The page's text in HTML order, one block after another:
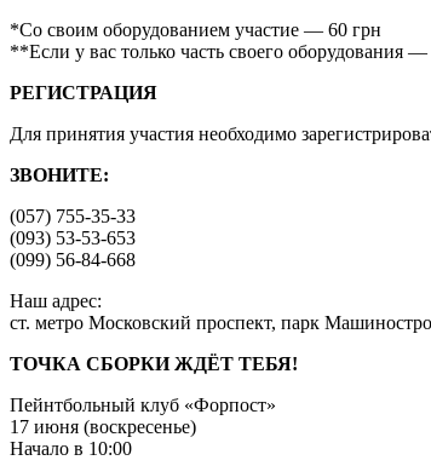
*Cо своим оборудованием участие — 60 грн
**Если у вас только часть своего оборудования
РЕГИСТРАЦИЯ
Для принятия участия необходимо
ЗВОНИТЕ:
(057) 755-35-33
(093) 53-53-653
(099) 56-84-668
Наш адрес:
ст. метро Московский проспект, парк
ТОЧКА СБОРКИ ЖДЁТ ТЕБЯ!
Пейнтбольный клуб «Форпост»
17 июня (воскресенье)
Начало в 10:00